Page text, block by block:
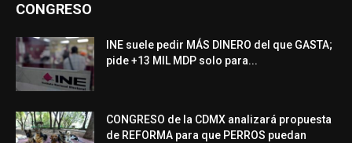
CONGRESO
INE suele pedir MÁS DINERO del que GASTA;
pide +13 MIL MDP solo para...
CONGRESO de la CDMX analizará propuesta
de REFORMA para que PERROS puedan